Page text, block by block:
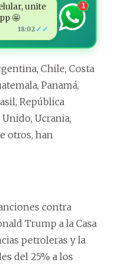
unite
🤩
18:02 ✓✓
1
Chile, Costa
Panamá,
República
Ucrania,
otros, han
contra
Trump a la Casa
petroleras y la
del 25% a los